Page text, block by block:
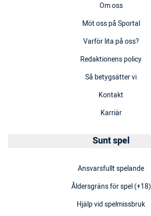
Om oss
Möt oss på Sportal
Varför lita på oss?
Redaktionens policy
Så betygsätter vi
Kontakt
Karriär
Sunt spel
Ansvarsfullt spelande
Åldersgräns för spel (+18)
Hjälp vid spelmissbruk